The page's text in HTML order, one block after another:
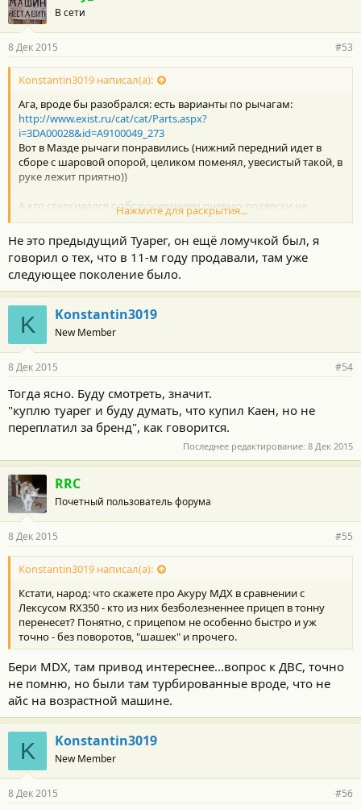
В сети
8 Дек 2015 #53
Konstantin3019 написал(а):
Ага, вроде бы разобрался: есть варианты по рычагам:
http://www.exist.ru/cat/cat/Parts.aspx?
i=3DA00028&id=A9100049_273
Вот в Мазде рычаги понравились (нижний передний идет в
сборе с шаровой опорой, целиком поменял, увесистый такой, в
руке лежит приятно))
А кто сталкивался с обслуживанием пневмо-подвески на
кроссоверах, сколько она ходит? Тысяч 100-150? Во сколько
обходится замена пневмо-стоек?
Нажмите для раскрытия...
Не это предыдущий Туарег, он ещё ломучкой был, я
говорил о тех, что в 11-м году продавали, там уже
следующее поколение было.
K Konstantin3019
New Member
8 Дек 2015 #54
Тогда ясно. Буду смотреть, значит.
"куплю туарег и буду думать, что купил Каен, но не
переплатил за бренд", как говорится.
Последнее редактирование: 8 Дек 2015
RRC
Почетный пользователь форума
8 Дек 2015 #55
Konstantin3019 написал(а):
Кстати, народ: что скажете про Акуру МДХ в сравнении с
Лексусом RX350 - кто из них безболезненнее прицеп в тонну
перенесет? Понятно, с прицепом не особенно быстро и уж
точно - без поворотов, "шашек" и прочего.
Бери MDX, там привод интереснее...вопрос к ДВС, точно
не помню, но были там турбированные вроде, что не
айс на возрастной машине.
K Konstantin3019
New Member
8 Дек 2015 #56